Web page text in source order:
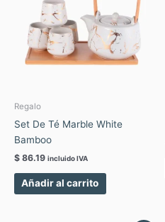
Regalo
Set De Té Marble White
Bamboo
$ 86.19 incluido IVA
Añadir al carrito